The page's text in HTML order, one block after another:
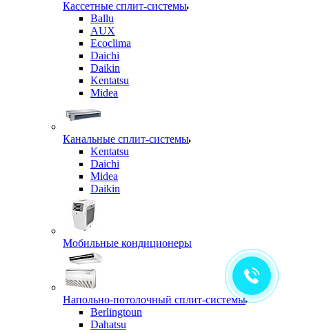
Кассетные сплит-системы
Ballu
AUX
Ecoclima
Daichi
Daikin
Kentatsu
Midea
Канальные сплит-системы
Kentatsu
Daichi
Midea
Daikin
Мобильные кондиционеры
Напольно-потолочный сплит-системы
Berlingtoun
Dahatsu